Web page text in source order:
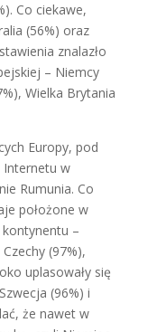
Co ciekawe,
(56%) oraz
znalazło
– Niemcy
Wielka Brytania
Europy, pod
Internetu w
Rumunia. Co
położone w
–
(97%),
uplasowały się
(96%) i
że nawet w